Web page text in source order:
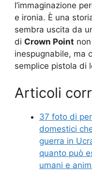
l’immaginazione
e ironia. È una
sembra uscita da
di Crown Point
inespugnabile, ma
semplice pistola di
Articoli
37 foto di
domestici
guerra in
quanto può
umani e